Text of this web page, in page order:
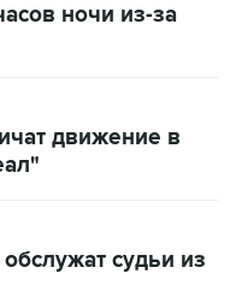
ночи из-за
движение в
судьи из